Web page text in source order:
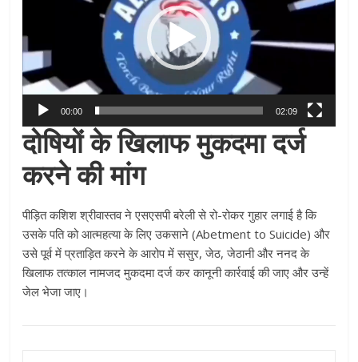
00:00 02:09
दोषियों के खिलाफ मुकदमा दर्ज
करने की मांग
पीड़ित कशिश श्रीवास्तव ने एसएसपी बरेली से रो-रोकर गुहार लगाई है कि
उसके पति को आत्महत्या के लिए उकसाने (Abetment to Suicide) और
उसे पूर्व में प्रताड़ित करने के आरोप में ससुर, जेठ, जेठानी और ननद के
खिलाफ तत्काल नामजद मुकदमा दर्ज कर कानूनी कार्रवाई की जाए और उन्हें
जेल भेजा जाए।